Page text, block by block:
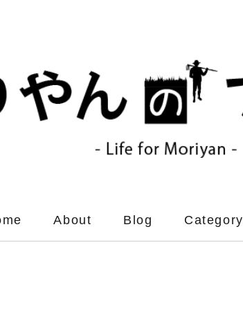
About Blog Category